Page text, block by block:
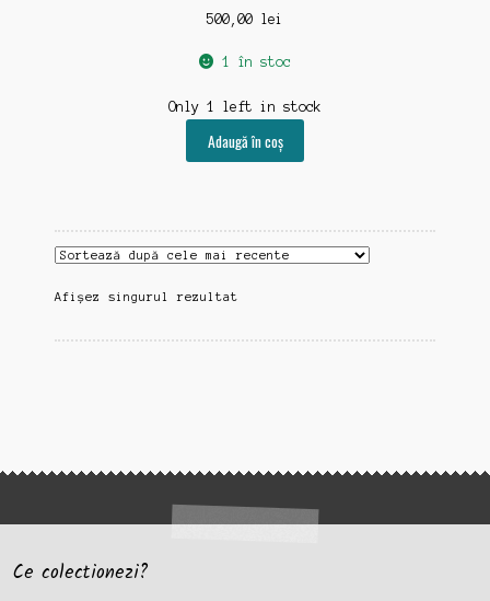
500,00 lei
1 în stoc
Only 1 left in stock
Adaugă în coș
Afișez singurul rezultat
Ce colectionezi?